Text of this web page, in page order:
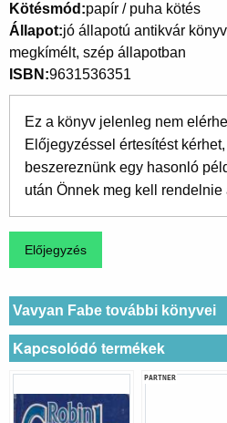
Kötésmód papír / puha kötés
Állapot jó állapotú antikvár könyv
megkímélt, szép állapotban
ISBN 9631536351
Ez a könyv jelenleg nem
Előjegyzéssel értesítést kérhet,
beszereznünk egy hasonló
után Önnek meg kell rendelnie
Vavyan Fabe további könyvei
Kapcsolódó termékek
PARTNER